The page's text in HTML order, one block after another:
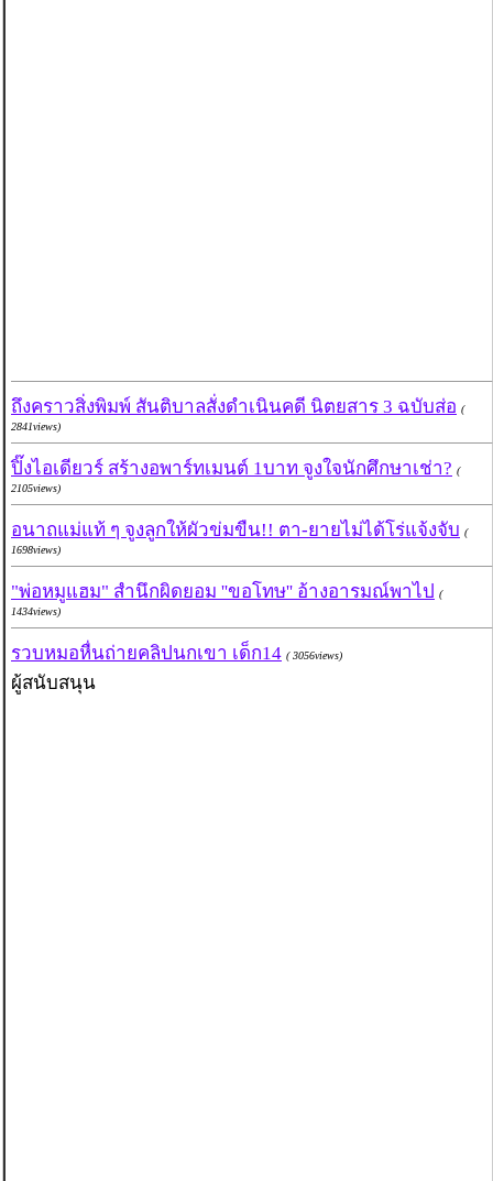
ถึงคราวสิ่งพิมพ์ สันติบาลสั่งดำเนินคดี นิตยสาร 3 ฉบับส่อ (
2841views)
ปิ๊งไอเดียวร์ สร้างอพาร์ทเมนต์ 1บาท จูงใจนักศึกษาเช่า? (
2105views)
อนาถแม่แท้ ๆ จูงลูกให้ผัวข่มขืน!! ตา-ยายไม่ได้โร่แจ้งจับ (
1698views)
"พ่อหมูแฮม" สำนึกผิดยอม ''ขอโทษ'' อ้างอารมณ์พาไป (
1434views)
รวบหมอหื่นถ่ายคลิปนกเขา เด็ก14 ( 3056views)
ผู้สนับสนุน